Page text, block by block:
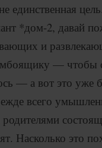
единственная
*дом-2, давай
и
—
— а вот это уже
всего
родителями
Насколько это